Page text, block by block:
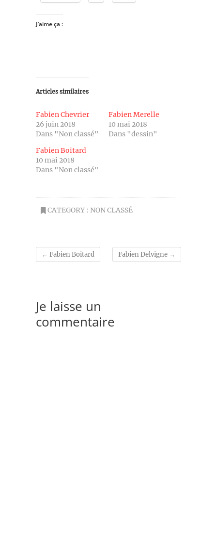
J’aime ça :
Articles similaires
Fabien Chevrier
26 juin 2018
Dans "Non classé"
Fabien Merelle
10 mai 2018
Dans "dessin"
Fabien Boitard
10 mai 2018
Dans "Non classé"
CATEGORY : NON CLASSÉ
← Fabien Boitard Fabien Delvigne →
Je laisse un
commentaire